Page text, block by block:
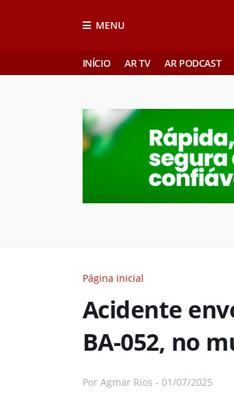
MENU
INÍCIO AR TV AR PODCAST
Página inicial
Acidente
BA-052, no
Por Agmar Rios - 01/07/2025